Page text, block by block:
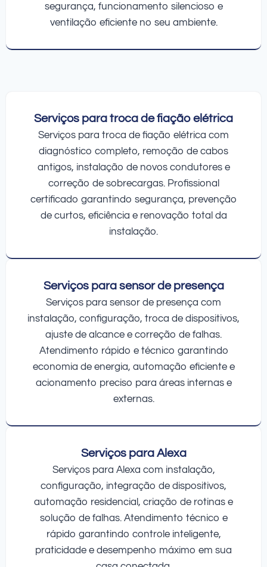
segurança, funcionamento silencioso e
ventilação eficiente no seu ambiente.
Serviços para troca de fiação elétrica
Serviços para troca de fiação elétrica com
diagnóstico completo, remoção de cabos
antigos, instalação de novos condutores e
correção de sobrecargas. Profissional
certificado garantindo segurança, prevenção
de curtos, eficiência e renovação total da
instalação.
Serviços para sensor de presença
Serviços para sensor de presença com
instalação, configuração, troca de dispositivos,
ajuste de alcance e correção de falhas.
Atendimento rápido e técnico garantindo
economia de energia, automação eficiente e
acionamento preciso para áreas internas e
externas.
Serviços para Alexa
Serviços para Alexa com instalação,
configuração, integração de dispositivos,
automação residencial, criação de rotinas e
solução de falhas. Atendimento técnico e
rápido garantindo controle inteligente,
praticidade e desempenho máximo em sua